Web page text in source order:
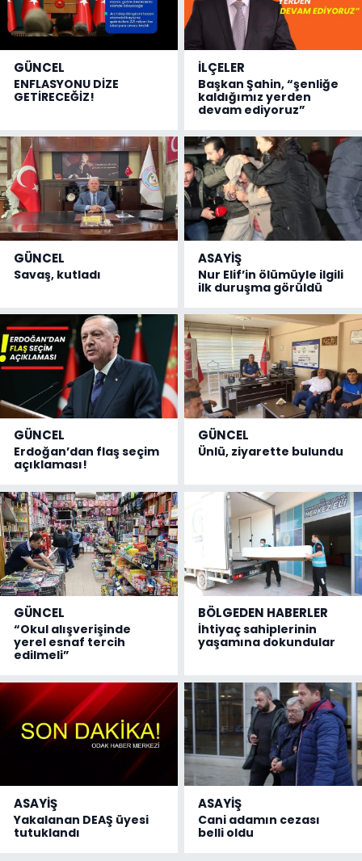
GÜNCEL
ENFLASYONU DİZE
GETİRECEĞİZ!
İLÇELER
Başkan Şahin, “şenliğe
kaldığımız yerden
devam ediyoruz”
GÜNCEL
Savaş, kutladı
ASAYİŞ
Nur Elif’in ölümüyle ilgili
ilk duruşma görüldü
GÜNCEL
Erdoğan’dan flaş seçim
açıklaması!
GÜNCEL
Ünlü, ziyarette bulundu
GÜNCEL
“Okul alışverişinde
yerel esnaf tercih
edilmeli”
BÖLGEDEN HABERLER
İhtiyaç sahiplerinin
yaşamına dokundular
ASAYİŞ
Yakalanan DEAŞ üyesi
tutuklandı
ASAYİŞ
Cani adamın cezası
belli oldu